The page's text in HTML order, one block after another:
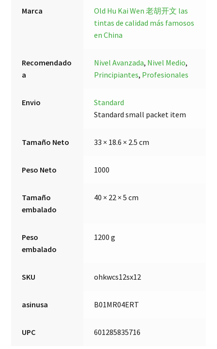
Marca Old Hu Kai Wen 老胡开文 las
tintas de calidad más famosos
en China
Recomendado
a
Nivel Avanzada, Nivel Medio,
Principiantes, Profesionales
Envio
Standard
Standard small packet item
Tamaño Neto 33 × 18.6 × 2.5 cm
Peso Neto 1000
Tamaño
embalado
40 × 22 × 5 cm
Peso
embalado
1200 g
SKU ohkwcs12sx12
asinusa B01MR04ERT
UPC 601285835716